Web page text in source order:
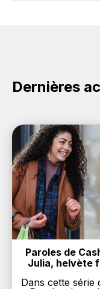
achat sur le site
Dernières
Paroles de
Julia, helvète
Dans cette série